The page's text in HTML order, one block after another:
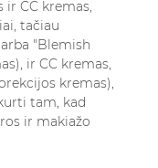
CC kremas,
tačiau
"Blemish
ir CC kremas,
kremas),
tam, kad
ir makiažo